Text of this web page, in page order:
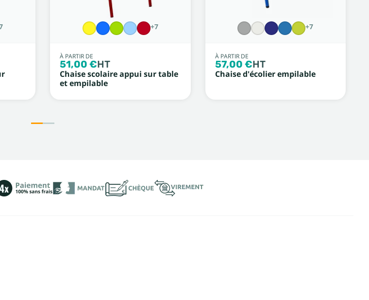
+7
À PARTIR DE
51,00 €HT
Chaise scolaire appui sur table
et empilable
+7
À PARTIR DE
57,00 €HT
Chaise d'écolier empilable